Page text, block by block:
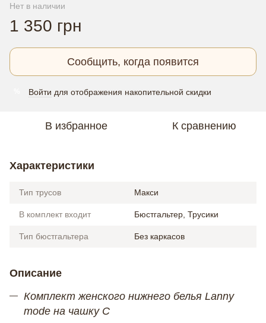
Нет в наличии
1 350 грн
Сообщить, когда появится
Войти для отображения накопительной скидки
В избранное К сравнению
Характеристики
Тип трусов Макси
В комплект входит Бюстгальтер, Трусики
Тип бюстгальтера Без каркасов
Описание
Комплект женского нижнего белья Lanny
mode на чашку С